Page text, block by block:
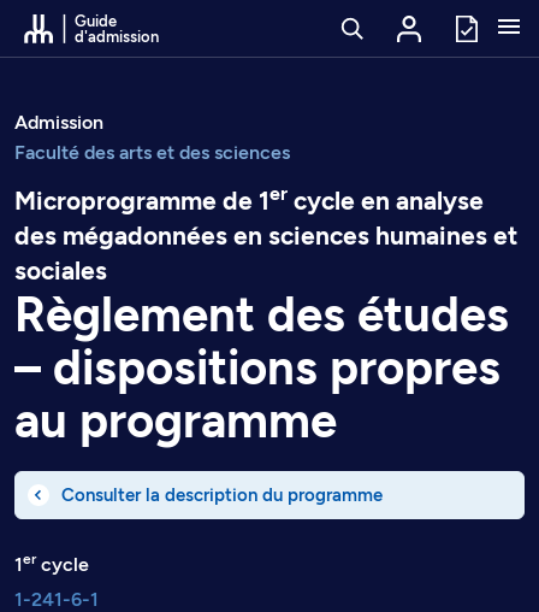
Passer au contenu
Guide
d'admission
Admission
Faculté des arts et des sciences
Microprogramme de 1er cycle en analyse
des mégadonnées en sciences humaines et
sociales
Règlement des études
– dispositions propres
au programme
Consulter la description du programme
1ercycle
1-241-6-1